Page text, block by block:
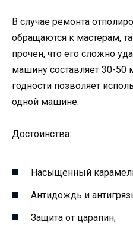
В случае ремонта
обращаются к мастерам,
прочен, что его сложно
машину составляет 30-50
годности позволяет
одной машине.
Достоинства:
Насыщенный
Антидождь и
Защита от царапин;